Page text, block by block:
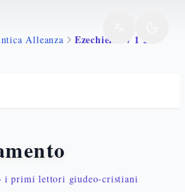
Alleanza Ezechiele 37 1 28
i primi lettori giudeo-cristiani